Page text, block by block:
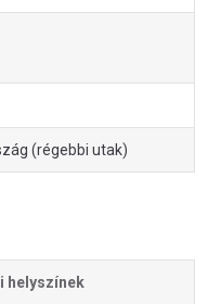
(régebbi utak)
helyszínek